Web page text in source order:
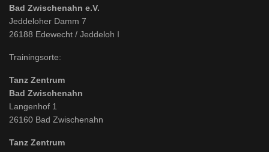
Bad Zwischenahn e.V.
Jeddeloher Damm 7
26188 Edewecht / Jeddeloh I
Trainingsorte:
Tanz Zentrum
Bad Zwischenahn
Langenhof 1
26160 Bad Zwischenahn
Tanz Zentrum